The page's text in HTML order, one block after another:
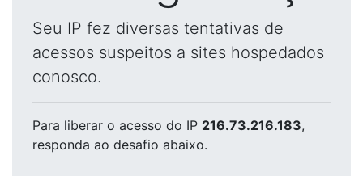
Seu IP fez diversas tentativas de
acessos suspeitos a sites hospedados
conosco.
Para liberar o acesso do IP 216.73.216.183,
responda ao desafio abaixo.